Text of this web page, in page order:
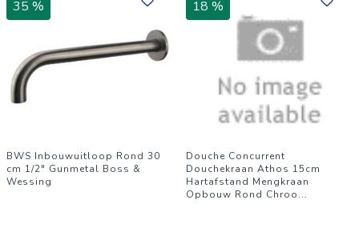
35 %
BWS Inbouwuitloop Rond 30
cm 1/2" Gunmetal Boss &
Wessing
18 %
Douche Concurrent
Douchekraan Athos 15cm
Hartafstand Mengkraan
Opbouw Rond Chroo...